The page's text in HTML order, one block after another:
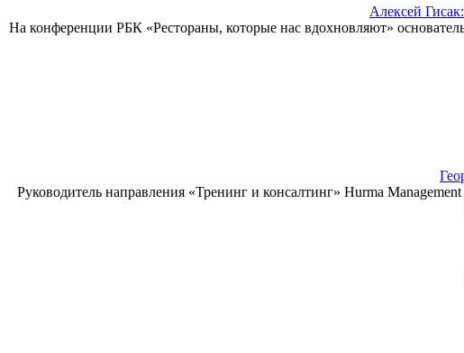
Алексей
На конференции РБК «Рестораны, которые нас вдохновляют»
Руководитель направления «Тренинг и консалтинг» Hurma